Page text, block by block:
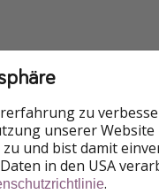
zu
unserer Website
und bist damit
in den USA
.